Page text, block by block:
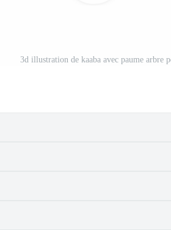
3d illustration de kaaba avec paume arbre